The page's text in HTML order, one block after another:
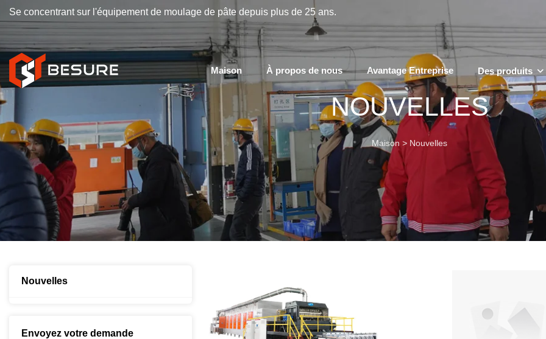
Se concentrant sur l'équipement de moulage de pâte depuis plus de 25 ans.
Maison À propos de nous Avantage Entreprise Des produits
NOUVELLES
Maison > Nouvelles
Nouvelles
Envoyez votre demande